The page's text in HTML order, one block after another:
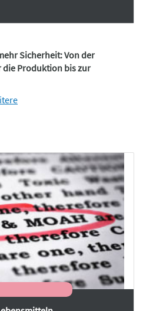
Sicherheit: Von der
die Produktion bis zur